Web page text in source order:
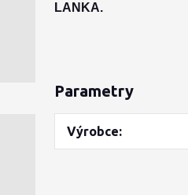
LANKA.
Parametry
Výrobce